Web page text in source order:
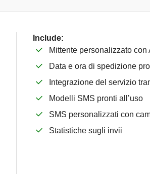
Include:
Mittente personalizzato con
Data e ora di spedizione
Integrazione del servizio
Modelli SMS pronti all’uso
SMS personalizzati con
Statistiche sugli invii